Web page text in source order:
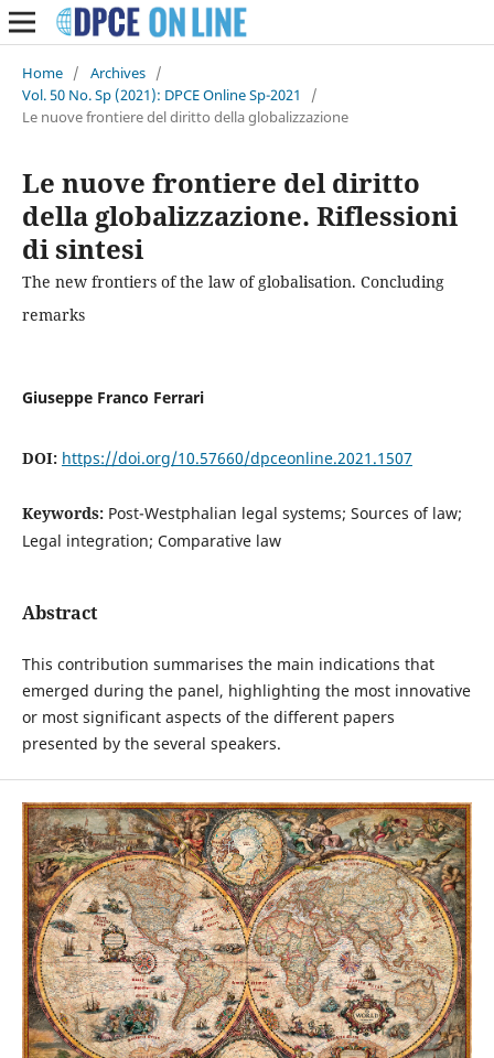
Home / Archives /
Vol. 50 No. Sp (2021): DPCE Online Sp-2021
/
Le nuove frontiere del diritto della globalizzazione
Le nuove frontiere del diritto
della globalizzazione. Riflessioni
di sintesi
The new frontiers of the law of globalisation. Concluding
remarks
Giuseppe Franco Ferrari
DOI: https://doi.org/10.57660/dpceonline.2021.1507
Keywords: Post-Westphalian legal systems; Sources of law;
Legal integration; Comparative law
Abstract
This contribution summarises the main indications that
emerged during the panel, highlighting the most innovative
or most significant aspects of the different papers
presented by the several speakers.